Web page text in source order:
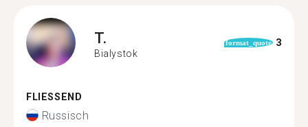
T.
Bialystok
format_quote 3
FLIESSEND
Russisch